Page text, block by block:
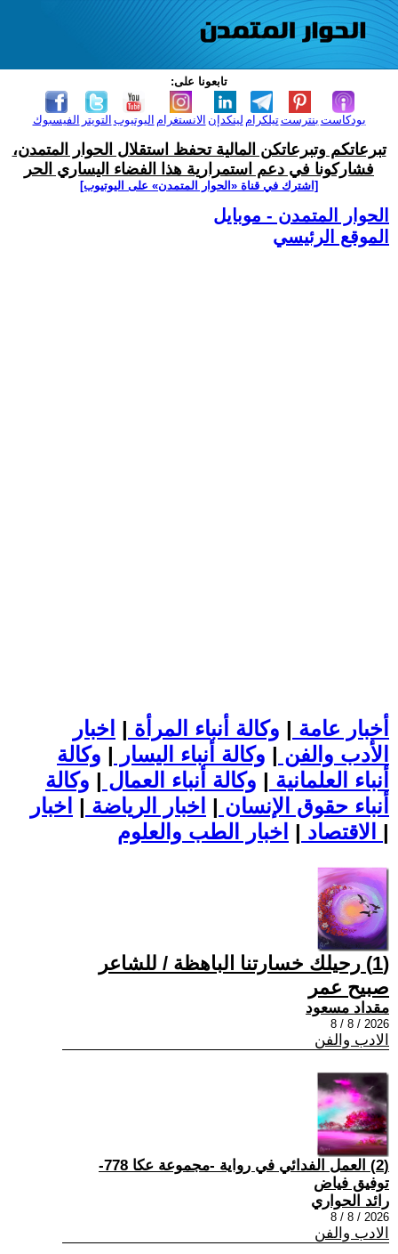
تابعونا على:
الفيسبوك التويتر اليوتيوب الانستغرام لينكدإن تيلكرامبنترست بودكاست
تبرعاتكم وتبرعاتكن المالية تحفظ استقلال الحوار المتمدن،
فشاركونا في دعم استمرارية هذا الفضاء اليساري الحر
[اشترك في قناة ‫«الحوار المتمدن» على اليوتيوب]
الحوار المتمدن - موبايل
الموقع الرئيسي
أخبار عامة | وكالة أنباء المرأة | اخبار
الأدب والفن | وكالة أنباء اليسار | وكالة
أنباء العلمانية | وكالة أنباء العمال | وكالة
أنباء حقوق الإنسان | اخبار الرياضة | اخبار
الاقتصاد | |
(1) رحيلك خسارتنا الباهظة / للشاعر
صبيح عمر
مقداد مسعود
2026 / 8 / 8
الادب والفن
(2) العمل الفدائي في رواية -مجموعة عكا 778-
توفيق فياض
رائد الحواري
2026 / 8 / 8
الادب والفن